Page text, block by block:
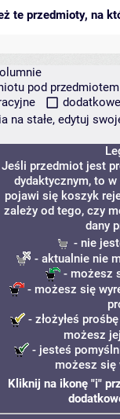
te przedmioty, na
pod przedmiotem
na stałe, edytuj
Jeśli przedmiot jest
dydaktycznym, to
pojawi się koszyk
zależy od tego, czy
dany
- nie
- aktualnie nie
- możesz
- możesz się
- złożyłeś
możesz
- jesteś
możesz się
Kliknij na ikonę "i"